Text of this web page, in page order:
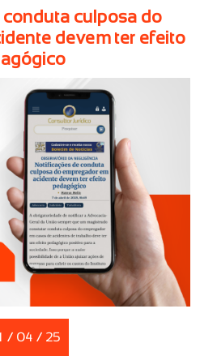
culposa do
devem ter efeito
/ 04 / 25